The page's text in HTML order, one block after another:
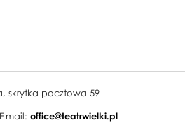
skrytka pocztowa 59
E-mail: office@teatrwielki.pl